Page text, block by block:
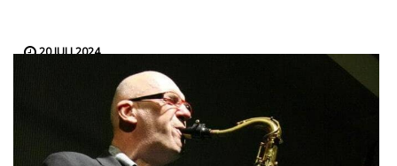
20 JULI 2024